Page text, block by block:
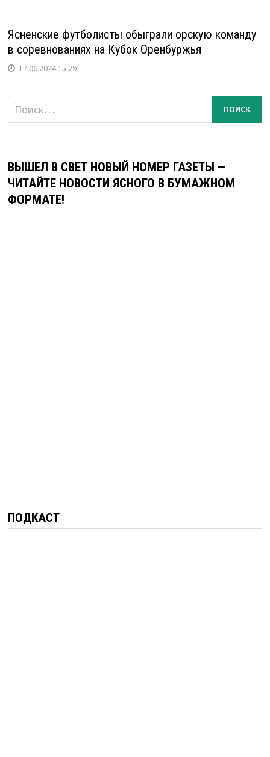
Ясненские футболисты обыграли орскую команду
в соревнованиях на Кубок Оренбуржья
17.06.2024 15:29
Найти:
ВЫШЕЛ В СВЕТ НОВЫЙ НОМЕР ГАЗЕТЫ —
ЧИТАЙТЕ НОВОСТИ ЯСНОГО В БУМАЖНОМ
ФОРМАТЕ!
ПОДКАСТ